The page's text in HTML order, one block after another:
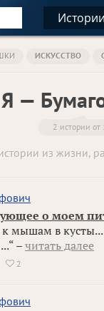
Истории
ИСКУССТВО
Я —
2 истории от
из жизни,
о моем
мышам в кусты...
–читать далее
 2